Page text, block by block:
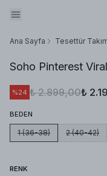
Ana Sayfa Tesettür
Soho Pinterest
%24 ₺ 2.899,00₺
BEDEN
1 (36-38) 2 (40-42)
RENK